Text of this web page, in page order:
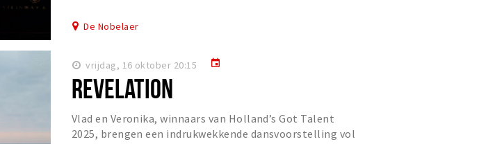
De Nobelaer
vrijdag, 16 oktober 20:15 event
REVELATION
Vlad en Veronika, winnaars van Holland’s Got Talent
2025, brengen een indrukwekkende dansvoorstelling vol